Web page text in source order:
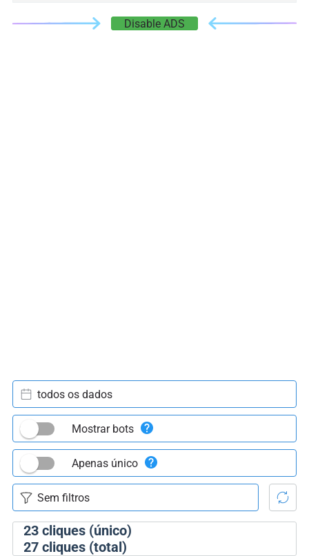
Disable ADS
23cliques (único)
27cliques (total)
todos os dados
Mostrar bots
Apenas único